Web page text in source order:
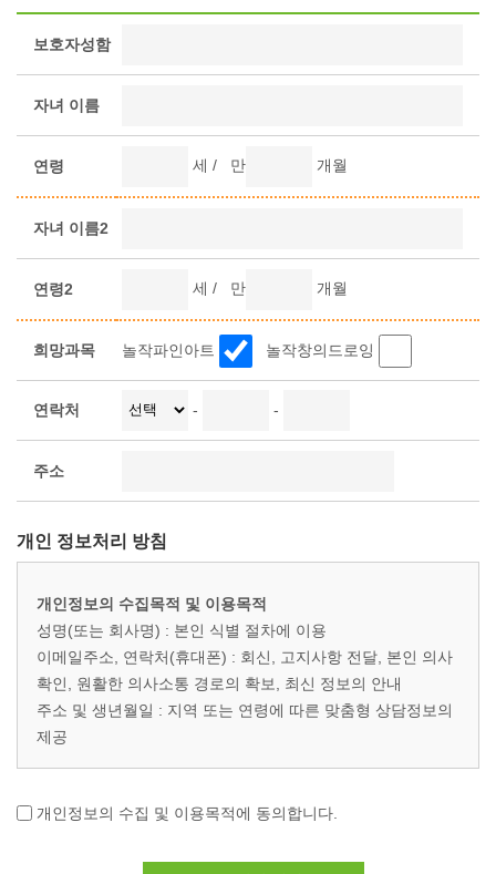
보호자성함
자녀 이름
연령 세 / 만 개월
자녀 이름2
연령2 세 / 만 개월
희망과목 놀작파인아트 놀작창의드로잉
연락처 - -
주소
개인 정보처리 방침
개인정보의 수집목적 및 이용목적
성명(또는 회사명) : 본인 식별 절차에 이용
이메일주소, 연락처(휴대폰) : 회신, 고지사항 전달, 본인 의사
확인, 원활한 의사소통 경로의 확보, 최신 정보의 안내
주소 및 생년월일 : 지역 또는 연령에 따른 맞춤형 상담정보의
제공
성명(회사명), 이메일주소, 연락처(휴대폰), 주소, 생년월일
개인정보의 보유기간 및 이용기간
개인정보의 수집 및 이용목적에 동의합니다.